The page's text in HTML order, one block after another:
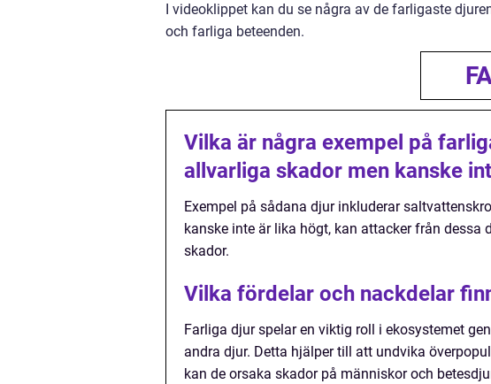
I videoklippet kan du se några av de farligaste
och farliga beteenden.
Vilka är några exempel på
allvarliga skador men kanske
Exempel på sådana djur inkluderar
kanske inte är lika högt, kan attacker från
skador.
Vilka fördelar och nackdelar
Farliga djur spelar en viktig roll i ekosystemet
andra djur. Detta hjälper till att undvika
kan de orsaka skador på människor och